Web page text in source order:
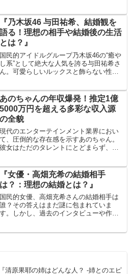
には知られざる過去が隠されているので
す。なぜ彼女は本名を明かさ...
『乃木坂46 与田祐希、結婚観を
語る！理想の相手や結婚後の生活
とは？』
国民的アイドルグループ乃木坂46の“癒や
し系”として絶大な人気を誇る与田祐希さ
ん。可愛らしいルックスと飾らない性格
23歳。そろそろ結婚を意識する年齢にな
ってきたのではな...
あのちゃんの年収爆発！推定1億
5000万円を超える多彩な収入源
の全貌
現代のエンターテインメント業界におい
て、圧倒的な存在感を示すあのちゃん。
彼女はただのタレントにとどまらず、歌
んなテレビで観ない日はないほど大活躍
の彼女の驚くべき年収の秘...
『女優・高畑充希の結婚相手
は？：理想の結婚とは？』
国民的女優、高畑充希さんの結婚相手は
誰？その答えはまだ謎に包まれていま
す。しかし、過去のインタビューや作品
『清原果耶の姉はどんな人？ -姉とのエピ